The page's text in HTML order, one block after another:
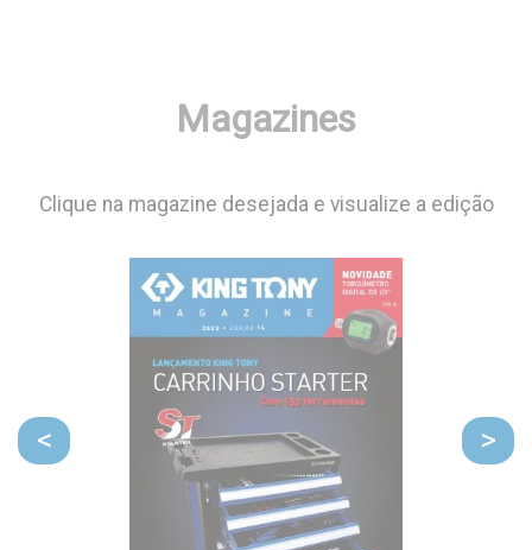
Magazines
Clique na magazine desejada e visualize a edição